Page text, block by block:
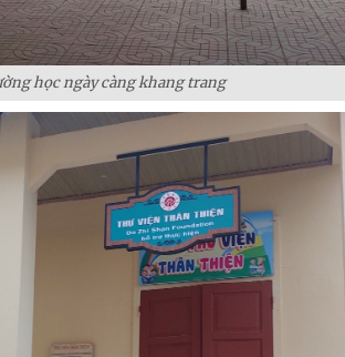
học ngày càng khang trang